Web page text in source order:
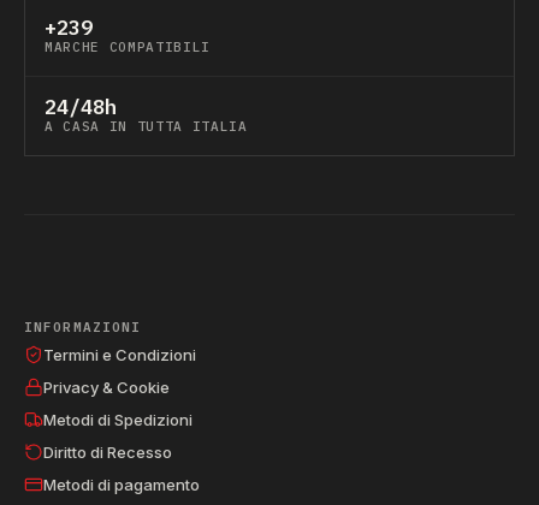
+239
MARCHE COMPATIBILI
24/48h
A CASA IN TUTTA ITALIA
INFORMAZIONI
Termini e Condizioni
Privacy & Cookie
Metodi di Spedizioni
Diritto di Recesso
Metodi di pagamento